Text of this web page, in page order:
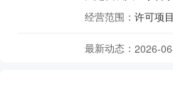
经营范围：
最新动态： 2026-